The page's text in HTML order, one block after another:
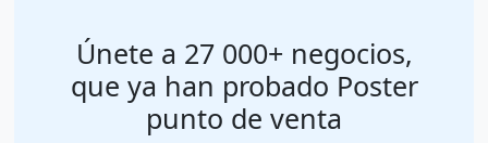
Únete a 27 000+ negocios,
que ya han probado Poster
punto de venta